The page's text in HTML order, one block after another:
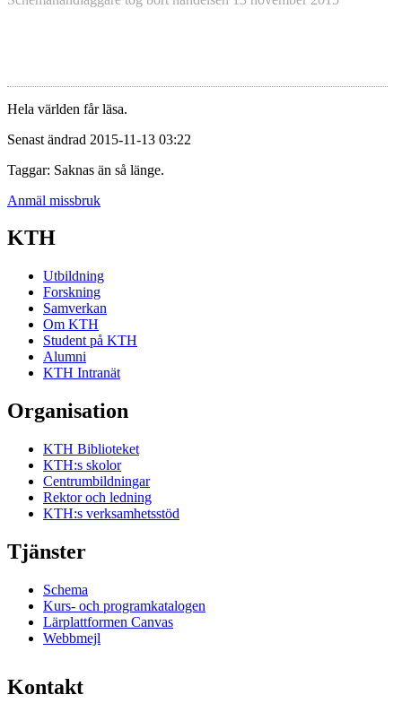
Hela världen får läsa.
Senast ändrad 2015-11-13 03:22
Taggar: Saknas än så länge.
Anmäl missbruk
KTH
Utbildning
Forskning
Samverkan
Om KTH
Student på KTH
Alumni
KTH Intranät
Organisation
KTH Biblioteket
KTH:s skolor
Centrumbildningar
Rektor och ledning
KTH:s verksamhetsstöd
Tjänster
Schema
Kurs- och programkatalogen
Lärplattformen Canvas
Webbmejl
Kontakt